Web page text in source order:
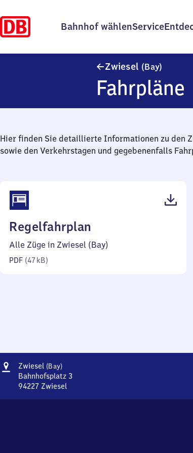
Bahnhof wählenService
Zwiesel (Bay)
Fahrpläne
Hier finden Sie detaillierte Informationen zu den
sowie den Verkehrstagen und gegebenenfalls
Regelfahrplan
47
Alle Züge in Zwiesel (Bay)
PDF (47 kB)
Adresse
Zwiesel (Bay)Zwiesel
(Bayern)
Bahnhofsplatz 3
94227 Zwiesel